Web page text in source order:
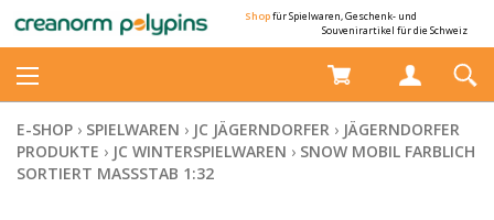
Shopfür Spielwaren, Geschenk- und
Souvenirartikel für die Schweiz
E-SHOP › SPIELWAREN › JC JÄGERNDORFER › JÄGERNDORFER
PRODUKTE › JC WINTERSPIELWAREN › SNOW MOBIL FARBLICH
SORTIERT MASSSTAB 1:32